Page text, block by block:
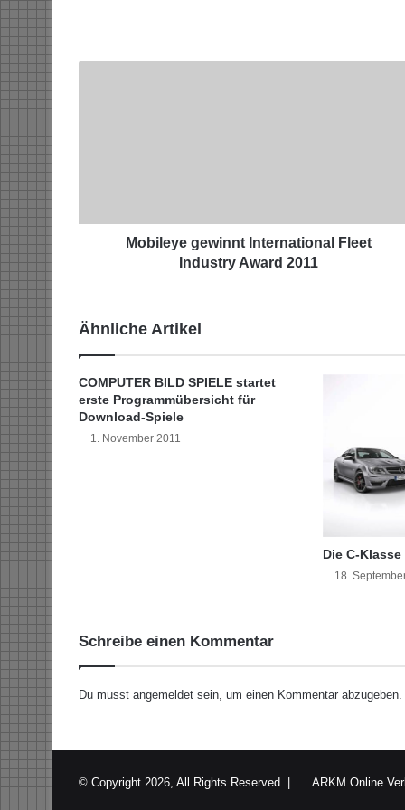
g
n
t
I
n
e
e
I
u
Mobileye gewinnt International Fleet
Industry Award 2011
Ähnliche Artikel
COMPUTER BILD SPIELE startet
erste Programmübersicht für
Download-Spiele
1. November 2011
Die C-Klasse
18.
Schreibe einen Kommentar
Du musst angemeldet sein, um einen Kommentar abzugeben.
© Copyright 2026, All Rights Reserved | ARKM Online